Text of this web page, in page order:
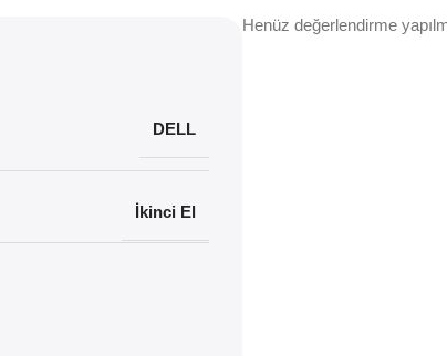
DELL
İkinci El
Henüz değerlendirme